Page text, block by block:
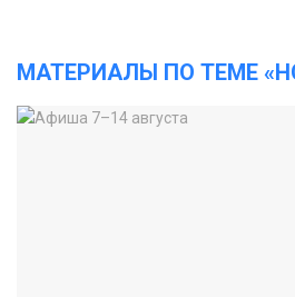
МАТЕРИАЛЫ ПО ТЕМЕ